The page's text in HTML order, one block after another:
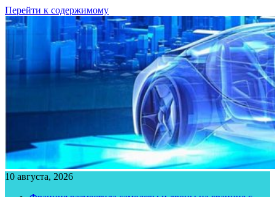
Перейти к содержимому
10 августа, 2026